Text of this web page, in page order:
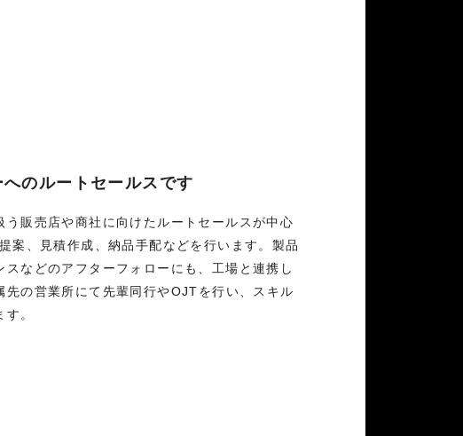
のルートセールスです
う販売店や商社に向けたルートセールスが中心
案、見積作成、納品手配などを行います。製品
スなどのアフターフォローにも、工場と連携し
先の営業所にて先輩同行やOJTを行い、スキル
。